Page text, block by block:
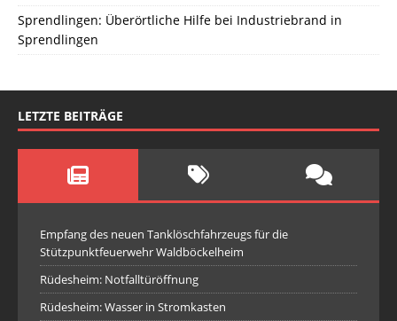
Sprendlingen: Überörtliche Hilfe bei Industriebrand in
Sprendlingen
LETZTE BEITRÄGE
Empfang des neuen Tanklöschfahrzeugs für die
Stützpunktfeuerwehr Waldböckelheim
Rüdesheim: Notfalltüröffnung
Rüdesheim: Wasser in Stromkasten